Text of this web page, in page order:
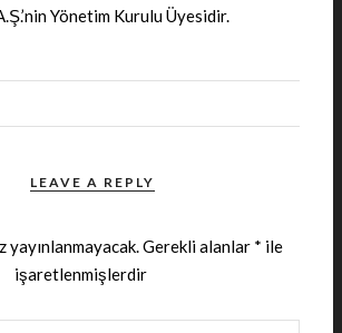
Yönetim Kurulu Üyesidir.
LEAVE A REPLY
yayınlanmayacak.Gerekli alanlar * ile
işaretlenmişlerdir